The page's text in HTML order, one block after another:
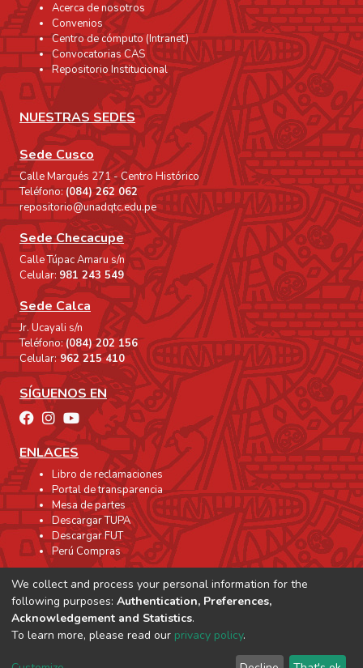
Acerca de nosotros
Convenios
Centro de cómputo (Intranet)
Convocatorias CAS
Repositorio Institucional
NUESTRAS SEDES
Sede Cusco
Calle Marqués 271 - Centro Histórico
Teléfono:(084) 262 062
repositorio@unadqtc.edu.pe
Sede Checacupe
Calle Túpac Amaru s/n
Celular: 981 243 549
Sede Calca
Jr. Ucayali s/n
Teléfono:(084) 202 156
Celular:962 215 410
SÍGUENOS EN
ENLACES
Libro de reclamaciones
Portal de transparencia
Mesa de partes
Descargar TUPA
Descargar FUT
Perú Compras
We collect and process your personal information for the
following purposes: Authentication, Preferences,
Acknowledgement and Statistics.
To learn more, please read our privacy policy.